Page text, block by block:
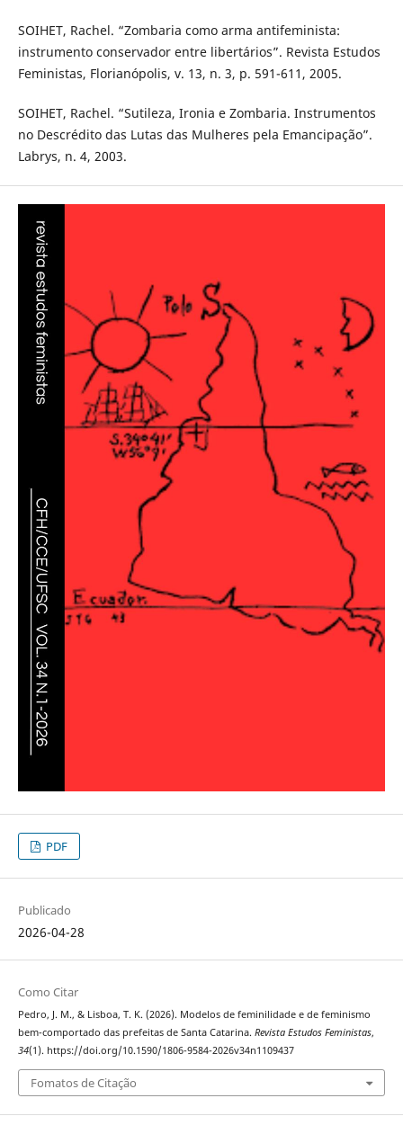
SOIHET, Rachel. “Zombaria como arma antifeminista:
instrumento conservador entre libertários”. Revista Estudos
Feministas, Florianópolis, v. 13, n. 3, p. 591-611, 2005.
SOIHET, Rachel. “Sutileza, Ironia e Zombaria. Instrumentos
no Descrédito das Lutas das Mulheres pela Emancipação”.
Labrys, n. 4, 2003.
PDF
Publicado
2026-04-28
Como Citar
Pedro, J. M., & Lisboa, T. K. (2026). Modelos de feminilidade e de feminismo
bem-comportado das prefeitas de Santa Catarina. Revista Estudos Feministas,
34(1). https://doi.org/10.1590/1806-9584-2026v34n1109437
Fomatos de Citação